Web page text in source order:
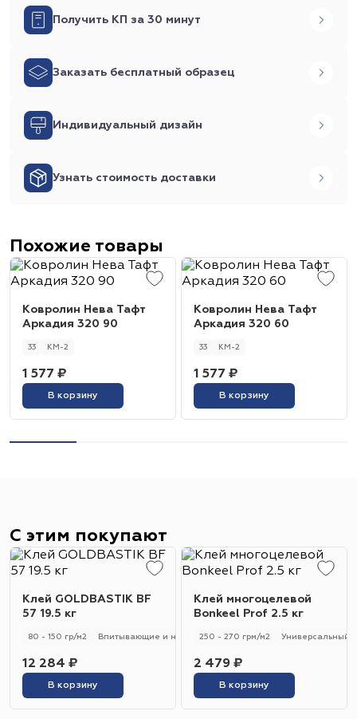
Получить КП за 30 минут
Заказать бесплатный образец
Индивидуальный дизайн
Узнать стоимость доставки
Похожие товары
Ковролин Нева Тафт
Аркадия 320 90
33 КМ-2
1 577 ₽
В корзину
Ковролин Нева Тафт
Аркадия 320 60
33 КМ-2
1 577 ₽
В корзину
С этим покупают
Клей GOLDBASTIK BF
57 19.5 кг
80 - 150 гр/м2 Впитывающие и не впитывающие Универсальный
12 284 ₽
В корзину
Клей многоцелевой
Bonkeel Prof 2.5 кг
250 - 270 грм/м2 Универсальный
2 479 ₽
В корзину